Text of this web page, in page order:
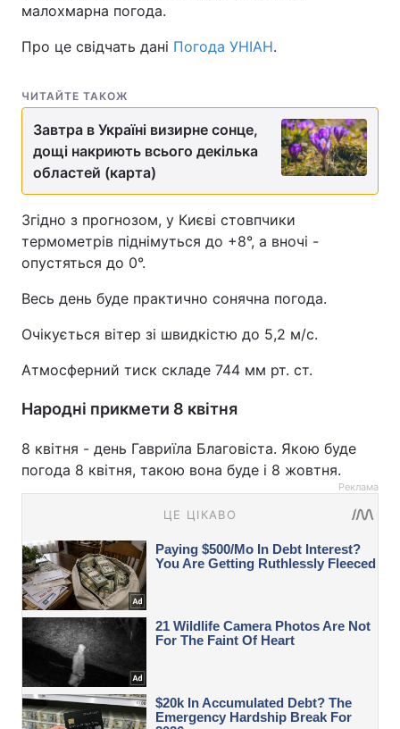
малохмарна погода.
Про це свідчать дані Погода УНІАН.
ЧИТАЙТЕ ТАКОЖ
Завтра в Україні визирне сонце,
дощі накриють всього декілька
областей (карта)
Згідно з прогнозом, у Києві стовпчики
термометрів піднімуться до +8°, а вночі -
опустяться до 0°.
Весь день буде практично сонячна погода.
Очікується вітер зі швидкістю до 5,2 м/с.
Атмосферний тиск складе 744 мм рт. ст.
Народні прикмети 8 квітня
8 квітня - день Гавриїла Благовіста. Якою буде
погода 8 квітня, такою вона буде і 8 жовтня.
Реклама